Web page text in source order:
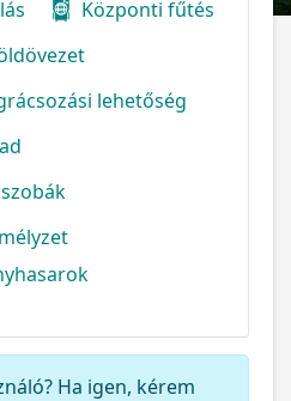
Központi fűtés
lehetőség
Ha igen, kérem